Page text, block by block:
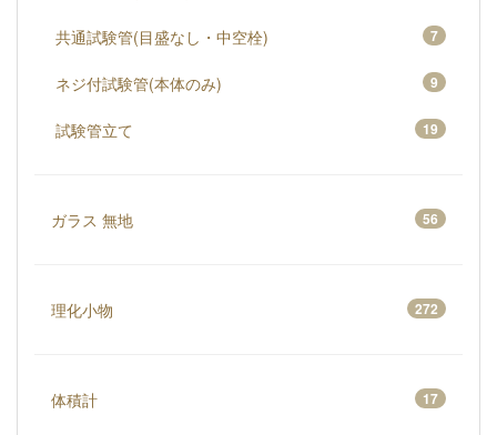
共通試験管(目盛なし・中空栓) 7
ネジ付試験管(本体のみ) 9
試験管立て 19
ガラス 無地 56
理化小物 272
体積計 17